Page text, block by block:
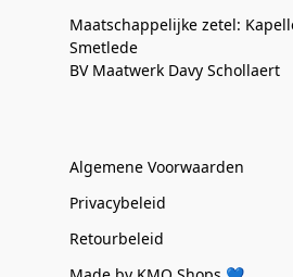
Maatschappelijke zetel:
Smetlede
BV Maatwerk Davy Schollaert
Algemene Voorwaarden
Privacybeleid
Retourbeleid